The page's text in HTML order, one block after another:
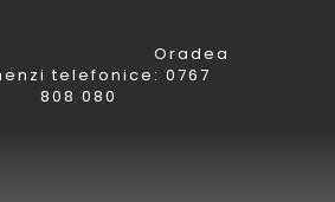
Oradea
telefonice: 0767
808 080